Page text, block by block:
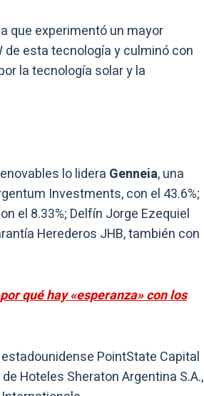
que experimentó un mayor
de esta tecnología y culminó con
la tecnología solar y la
lo lidera Genneia, una
Investments, con el 43.6%;
el 8.33%; Delfín Jorge Ezequiel
Herederos JHB, también con
qué hay «esperanza» con los
PointState Capital
Hoteles Sheraton Argentina S.A.,